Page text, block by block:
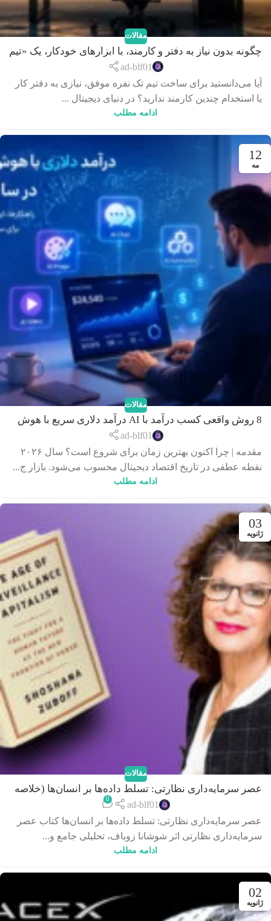
مقالات
چگونه بدون نیاز به دفتر و کارمند، با ابزارهای خودکار، یک «تیم
تک‌نفره» قدرتمند بسازیم؟ad-blf01
آیا می‌دانستید برای ساخت تیم تک نفره موفق، نیازی به دفتر کار
یا استخدام چندین کارمند ندارید؟ در دنیای دیجیتال ...
ادامه مطلب
12
مه
مقالات
8 روش واقعی کسب درآمد با AI درآمد دلاری سریع با هوش
ad-blf01
مقدمه | چرا اکنون بهترین زمان برای شروع است؟ سال ۲۰۲۶
نقطه عطفی در تاریخ اقتصاد دیجیتال محسوب می‌شود. بازار ج...
ادامه مطلب
03
ژانویه
مقالات
عصر سرمایه‌داری نظارتی: تسلط داده‌ها بر انسان‌ها (خلاصه
ad-blf01
0
عصر سرمایه‌داری نظارتی: تسلط داده‌ها بر انسان‌ها کتاب ‌عصر
سرمایه‌داری نظارتی اثر شوشانا زوباف، تحلیلی جامع و...
ادامه مطلب
02
ژانویه